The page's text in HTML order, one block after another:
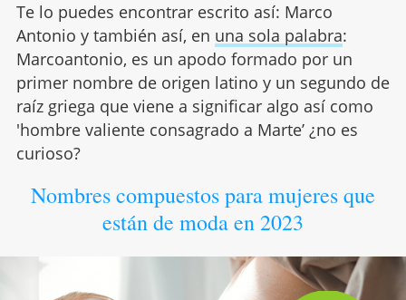
Te lo puedes encontrar escrito así: Marco
Antonio y también así, en una sola palabra:
Marcoantonio, es un apodo formado por un
primer nombre de origen latino y un segundo de
raíz griega que viene a significar algo así como
'hombre valiente consagrado a Marte’ ¿no es
curioso?
Nombres compuestos para mujeres que
están de moda en 2023